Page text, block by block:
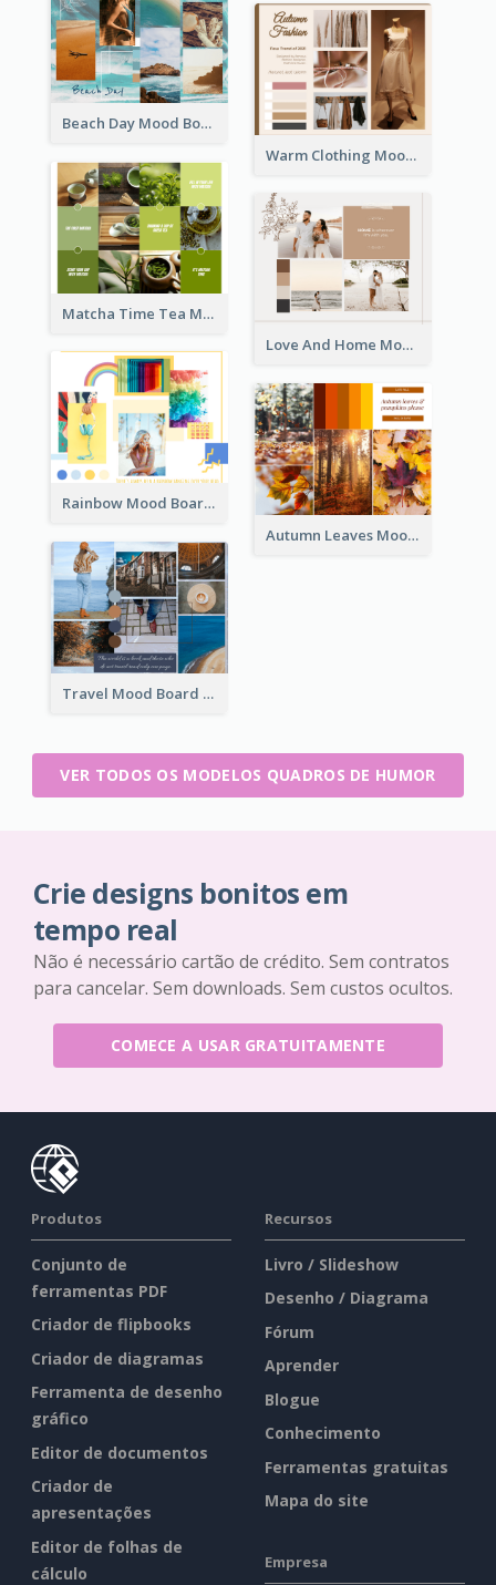
Beach Day Mood Board
Warm Clothing Mood Board
Matcha Time Tea Mood Board
Love And Home Mood Board
Rainbow Mood Board
Autumn Leaves Mood Board
Travel Mood Board
VER TODOS OS MODELOS QUADROS DE HUMOR
Crie designs bonitos em
tempo real
Não é necessário cartão de crédito. Sem contratos
para cancelar. Sem downloads. Sem custos ocultos.
COMECE A USAR GRATUITAMENTE
Produtos
Conjunto de
ferramentas PDF
Criador de flipbooks
Criador de diagramas
Ferramenta de desenho
gráfico
Editor de documentos
Criador de
apresentações
Editor de folhas de
cálculo
Recursos
Livro / Slideshow
Desenho / Diagrama
Fórum
Aprender
Blogue
Conhecimento
Ferramentas gratuitas
Mapa do site
Empresa